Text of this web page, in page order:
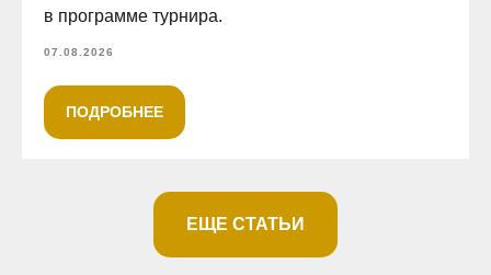
в программе турнира.
07.08.2026
ПОДРОБНЕЕ
ЕЩЕ СТАТЬИ